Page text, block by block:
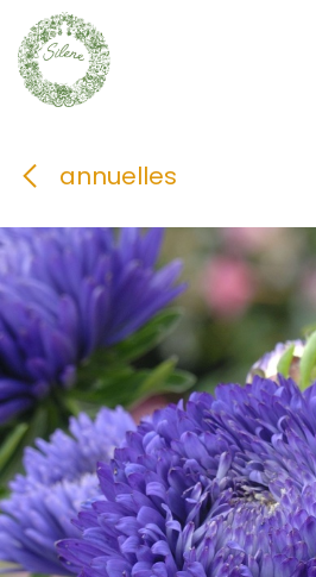
Se rendre au contenu
annuelles